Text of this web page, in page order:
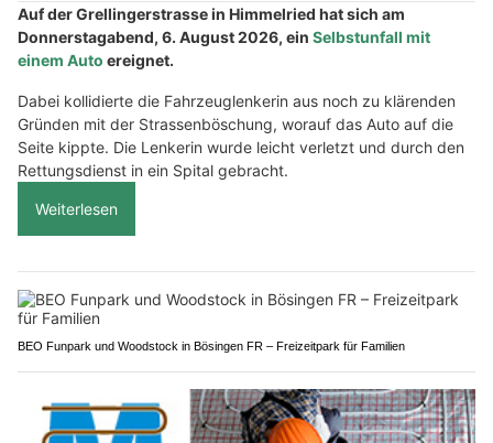
Auf der Grellingerstrasse in Himmelried hat sich am
Donnerstagabend, 6. August 2026, ein Selbstunfall mit
einem Auto ereignet.
Dabei kollidierte die Fahrzeuglenkerin aus noch zu klärenden
Gründen mit der Strassenböschung, worauf das Auto auf die
Seite kippte. Die Lenkerin wurde leicht verletzt und durch den
Rettungsdienst in ein Spital gebracht.
Weiterlesen
BEO Funpark und Woodstock in Bösingen FR – Freizeitpark für Familien